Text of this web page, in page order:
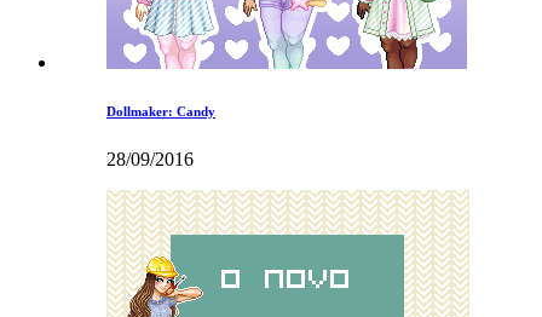
Dollmaker: Candy
28/09/2016